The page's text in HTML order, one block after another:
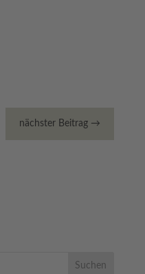
nächster Beitrag →
Suchen